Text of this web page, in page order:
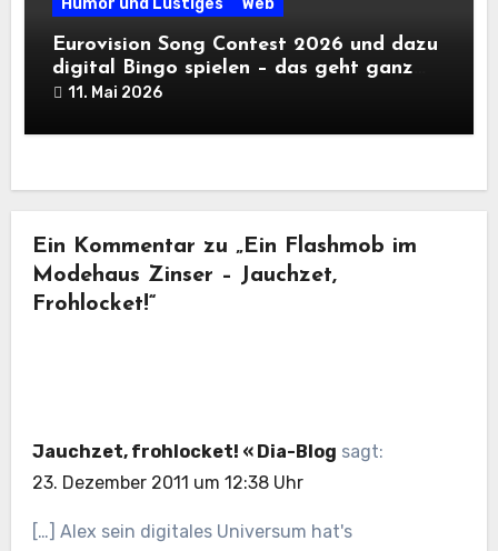
Humor und Lustiges Web
Eurovision Song Contest 2026 und dazu
digital Bingo spielen – das geht ganz
einfach
11. Mai 2026
Ein Kommentar zu „Ein Flashmob im
Modehaus Zinser – Jauchzet,
Frohlocket!“
Jauchzet, frohlocket! « Dia-Blog sagt:
23. Dezember 2011 um 12:38 Uhr
[…] Alex sein digitales Universum hat's